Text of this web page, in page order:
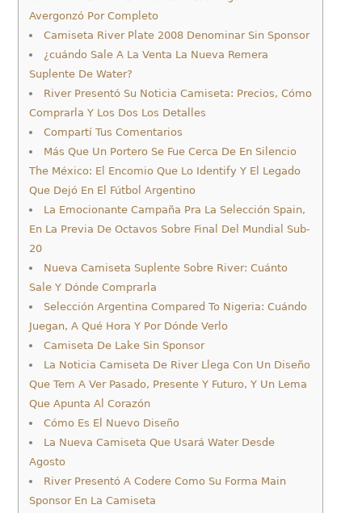
Avergonzó Por Completo
Camiseta River Plate 2008 Denominar Sin Sponsor
¿cuándo Sale A La Venta La Nueva Remera
Suplente De Water?
River Presentó Su Noticia Camiseta: Precios, Cómo
Comprarla Y Los Dos Los Detalles
Compartí Tus Comentarios
Más Que Un Portero Se Fue Cerca De En Silencio
The México: El Encomio Que Lo Identify Y El Legado
Que Dejó En El Fútbol Argentino
La Emocionante Campaña Pra La Selección Spain,
En La Previa De Octavos Sobre Final Del Mundial Sub-
20
Nueva Camiseta Suplente Sobre River: Cuánto
Sale Y Dónde Comprarla
Selección Argentina Compared To Nigeria: Cuándo
Juegan, A Qué Hora Y Por Dónde Verlo
Camiseta De Lake Sin Sponsor
La Noticia Camiseta De River Llega Con Un Diseño
Que Tem A Ver Pasado, Presente Y Futuro, Y Un Lema
Que Apunta Al Corazón
Cómo Es El Nuevo Diseño
La Nueva Camiseta Que Usará Water Desde
Agosto
River Presentó A Codere Como Su Forma Main
Sponsor En La Camiseta